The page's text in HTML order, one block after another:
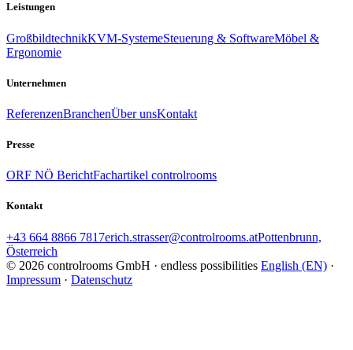
Leistungen
GroßbildtechnikKVM-SystemeSteuerung & SoftwareMöbel &
Ergonomie
Unternehmen
ReferenzenBranchenÜber unsKontakt
Presse
ORF NÖ BerichtFachartikel controlrooms
Kontakt
+43 664 8866 7817erich.strasser@controlrooms.atPottenbrunn,
Österreich
© 2026 controlrooms GmbH · endless possibilities English (EN) ·
Impressum · Datenschutz